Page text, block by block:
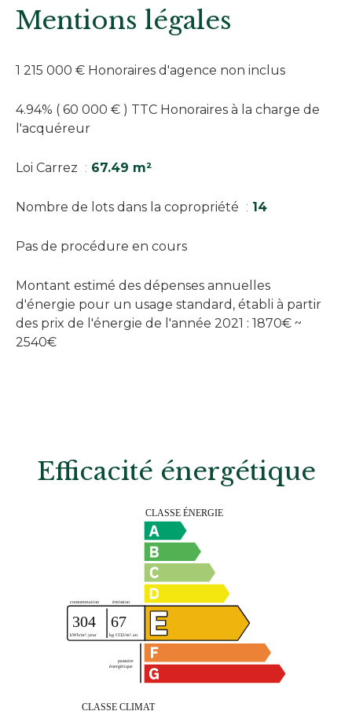
Mentions légales
1 215 000 € Honoraires d'agence non inclus
4.94% ( 60 000 € ) TTC Honoraires à la charge de
l'acquéreur
Loi Carrez 67.49 m²
Nombre de lots dans la copropriété 14
Pas de procédure en cours
Montant estimé des dépenses annuelles
d'énergie pour un usage standard, établi à partir
des prix de l'énergie de l'année 2021 : 1870€ ~
2540€
Efficacité énergétique